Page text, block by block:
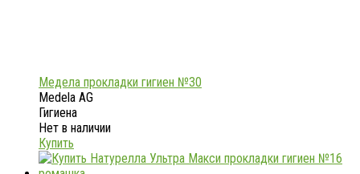
Медела прокладки гигиен №30
Medela AG
Гигиена
Нет в наличии
Купить